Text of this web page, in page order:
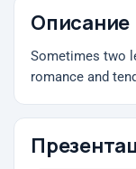
Описание
Sometimes two
romance and